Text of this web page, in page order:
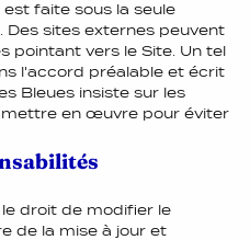
faite sous la seule
Des sites externes peuvent
pointant vers le Site. Un tel
l'accord préalable et écrit
Bleues insiste sur les
mettre en œuvre pour éviter
droit de modifier le
de la mise à jour et